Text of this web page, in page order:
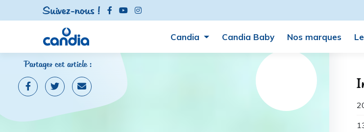
Suivez-nous !
Candia Candia Baby Nos marques
Partager cet article :